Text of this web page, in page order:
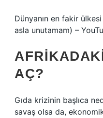
Dünyanın en fakir
asla unutamam) –
AÇ?
Gıda krizinin başlıca
savaş olsa da,